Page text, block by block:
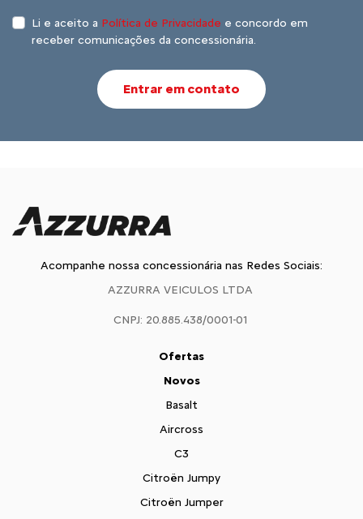
Li e aceito a Política de Privacidade e concordo em
receber comunicações da concessionária.
Entrar em contato
Acompanhe nossa concessionária nas Redes Sociais:
AZZURRA VEICULOS LTDA
CNPJ: 20.885.438/0001-01
Ofertas
Novos
Basalt
Aircross
C3
Citroën Jumpy
Citroën Jumper